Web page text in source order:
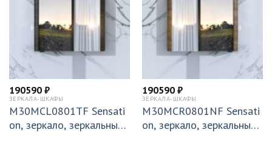
190590 ₽
ЗЕРКАЛА-ШКАФЫ
M30MCL0801TF Sensati
on, зеркало, зеркальный
190590 ₽
ЗЕРКАЛА-ШКАФЫ
M30MCR0801NF Sensati
on, зеркало, зеркальный